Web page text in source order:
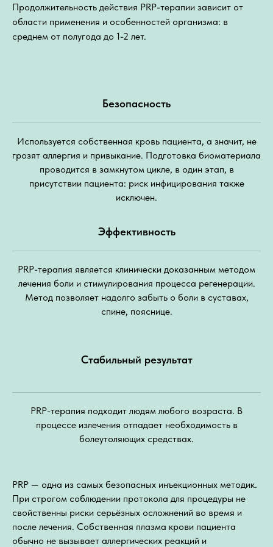
Продолжительность действия PRP-терапии зависит от
области применения и особенностей организма: в
среднем от полугода до 1-2 лет.
Безопасность
Используется собственная кровь пациента, а значит, не
грозят аллергия и привыкание. Подготовка биоматериала
проводится в замкнутом цикле, в один этап, в
присутствии пациента: риск инфицирования также
исключен.
Эффективность
PRP-терапия является клинически доказанным методом
лечения боли и стимулирования процесса регенерации.
Метод позволяет надолго забыть о боли в суставах,
спине, пояснице.
Стабильный результат
PRP-терапия подходит людям любого возраста. В
процессе излечения отпадает необходимость в
болеутоляющих средствах.
PRP — одна из самых безопасных инъекционных методик.
При строгом соблюдении протокола для процедуры не
свойственны риски серьёзных осложнений во время и
после лечения. Собственная плазма крови пациента
обычно не вызывает аллергических реакций и